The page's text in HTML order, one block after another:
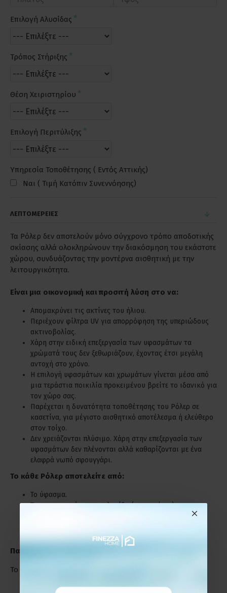
Επιλογή Αλυσίδας
Τρόπος Στήριξης
Θέση Χειριστηρίου
Επιλογή Περιτύλιξης
Υπηρεσία Τοποθέτησης ( Εντός Αττικής)
Ναι ( Τιμή Κατόπιν Συνεννόησης)
ΛΕΠΤΟΜΕΡΕΙΕΣ
Τα Ρόλερ δεν αποτελούν μόνο σύγχρονο τρόπο αποδοτικής
σκίασης αλλά ολοκληρώνουν την διακόσμηση του εκάστοτε
χώρου, συνδυάζοντας την μοντέρνα αισθητική με την
λειτουργικότητα.
Είναι μια οικονομική και προσιτή λύση στο να:
Απομακρύνει τις ακτίνες του ήλιου.
Περιέχουν φίλτρα UV για απορρόφηση της υπεριώδους
ακτινοβολίας.
Χάρη στην ειδική επεξεργασία των υφασμάτων τα
χρώματά τους δεν ξεθωριάζουν, έχοντας έτσι μεγάλη
αντοχή στο χρόνο.
Η επιλογή υφασμάτων και χρωμάτων γίνεται μέσα από
μια τεράστια ποικιλία προκειμένου βρείτε το ιδανικό για
τον χώρο σας.
Παρέχεται η δυνατότητα τοποθέτησης του Ρόλερ σε
κασετίνα, για μέγιστο αισθητικό αποτέλεσμα ή ελεύθερο
στον τοίχο.
Δεν χρειάζονται πλύσιμο. Χάρη στην επεξεργασία των
υφασμάτων δεν πλένονται αλλά καθαρίζονται με ένα
ελαφρά νωπό σφουγγάρι.
Το κάθε Ρόλερ αποτελείτε από:
Το ύφασμα.
Τον μηχανισμό με την αλυσίδα (χειριστήριο).
Παράδειγμα Μέτρησης
Το Ρόλερ μπορεί να τοποθετηθεί :
Εξωτερικά,πάνω από το πλαίσιο του παραθύρου ή της